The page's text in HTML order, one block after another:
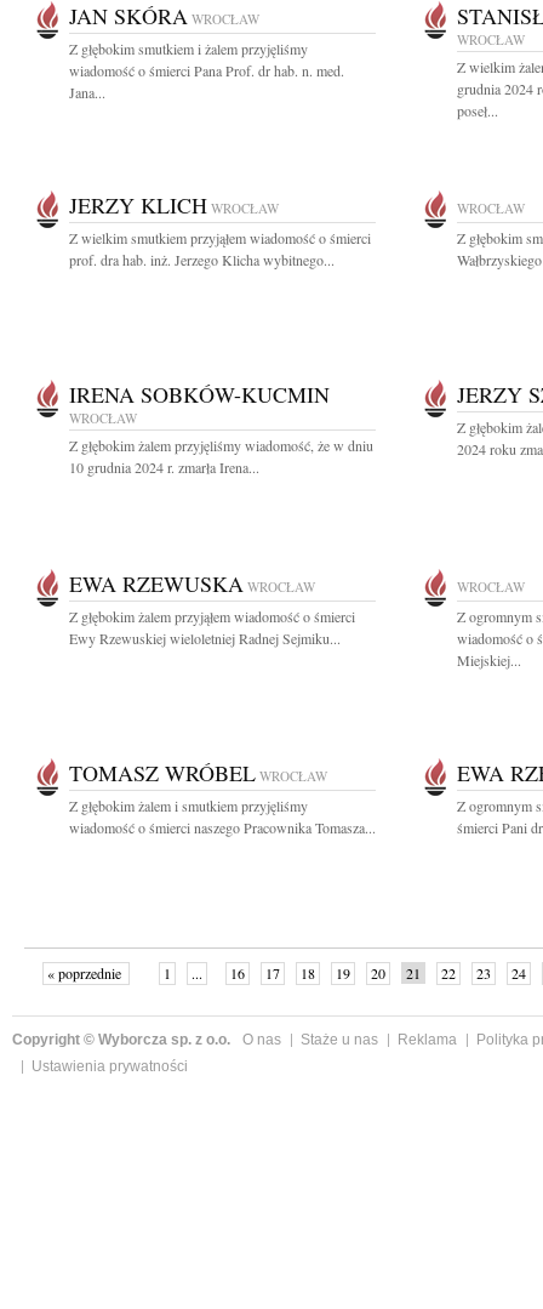
JAN SKÓRA WROCŁAW
Z głębokim smutkiem i żalem przyjęliśmy
wiadomość o śmierci Pana Prof. dr hab. n. med.
Jana...
WROCŁAW
Z wielkim
grudnia 2024
poseł...
JERZY KLICH WROCŁAW
Z wielkim smutkiem przyjąłem wiadomość o śmierci
prof. dra hab. inż. Jerzego Klicha wybitnego...
WROCŁAW
Z głębokim
IRENA SOBKÓW-KUCMIN
WROCŁAW
Z głębokim żalem przyjęliśmy wiadomość, że w dniu
10 grudnia 2024 r. zmarła Irena...
JERZY
Z głębokim
2024 roku
EWA RZEWUSKA WROCŁAW
Z głębokim żalem przyjąłem wiadomość o śmierci
Ewy Rzewuskiej wieloletniej Radnej Sejmiku...
WROCŁAW
Z ogromnym
wiadomość o
Miejskiej...
TOMASZ WRÓBEL WROCŁAW
Z głębokim żalem i smutkiem przyjęliśmy
wiadomość o śmierci naszego Pracownika Tomasza...
EWA
Z ogromnym
śmierci Pani
« poprzednie 1 ... 16 17 18 19 20 21 22 23
24
Copyright © Wyborcza sp. z o.o. O nas Staże u nas Reklama
Polityka
Ustawienia prywatności